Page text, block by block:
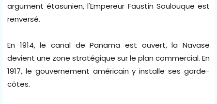
argument étasunien, l'Empereur Faustin Soulouque est
renversé.
En 1914, le canal de Panama est ouvert, la Navase
devient une zone stratégique sur le plan commercial. En
1917, le gouvernement américain y installe ses garde-
côtes.